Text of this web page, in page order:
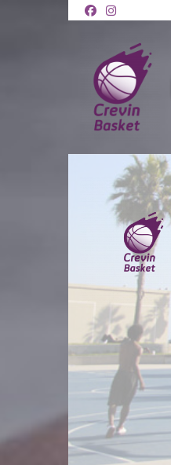
Panneau de gestion des cookies